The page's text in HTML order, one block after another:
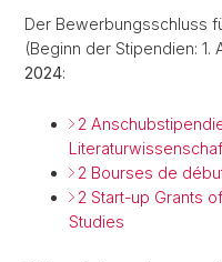
Der Bewerbungsschluss
(Beginn der Stipendien: 1.
2024:
2
2 Bourses de
2 Start-up Grants
Studies